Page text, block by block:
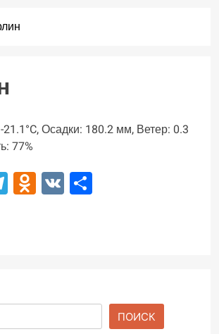
Осадки: 180.2 мм, Ветер: 0.3
77%
Telegram
Odnoklassniki
VK
ПОИСК